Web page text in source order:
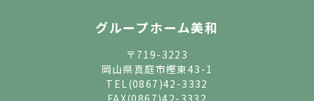
グループホーム美和
〒719-3223
岡山県真庭市樫東43-1
TEL (0867)42-3332
FAX(0867)42-3332